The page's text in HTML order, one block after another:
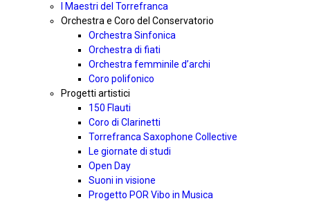
I Maestri del Torrefranca
Orchestra e Coro del Conservatorio
Orchestra Sinfonica
Orchestra di fiati
Orchestra femminile d’archi
Coro polifonico
Progetti artistici
150 Flauti
Coro di Clarinetti
Torrefranca Saxophone Collective
Le giornate di studi
Open Day
Suoni in visione
Progetto POR Vibo in Musica